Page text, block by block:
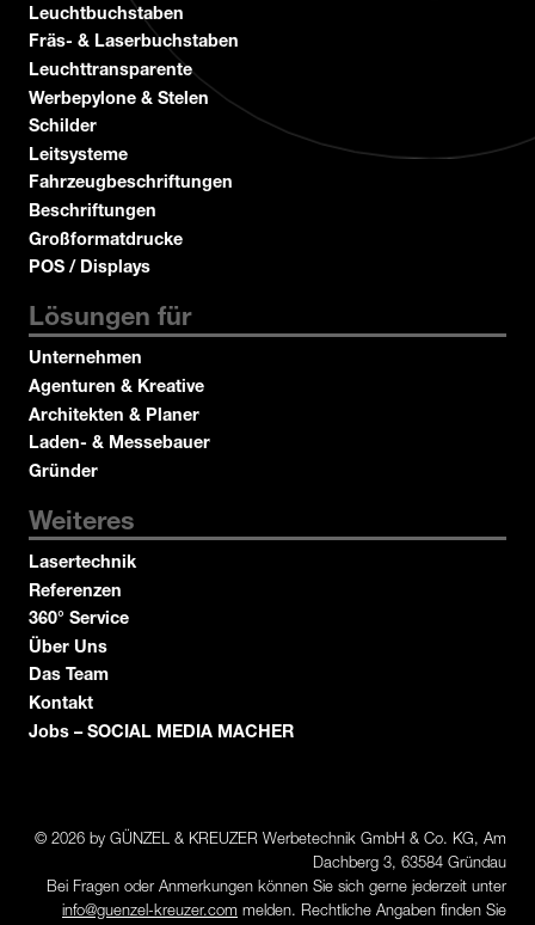
Leuchtbuchstaben
Fräs- & Laserbuchstaben
Leuchttransparente
Werbepylone & Stelen
Schilder
Leitsysteme
Fahrzeugbeschriftungen
Beschriftungen
Großformatdrucke
POS / Displays
Lösungen für
Unternehmen
Agenturen & Kreative
Architekten & Planer
Laden- & Messebauer
Gründer
Weiteres
Lasertechnik
Referenzen
360° Service
Über Uns
Das Team
Kontakt
Jobs – SOCIAL MEDIA MACHER
© 2026 by GÜNZEL & KREUZER Werbetechnik GmbH & Co. KG, Am
Dachberg 3, 63584 Gründau
Bei Fragen oder Anmerkungen können Sie sich gerne jederzeit unter
info@guenzel-kreuzer.com melden. Rechtliche Angaben finden Sie